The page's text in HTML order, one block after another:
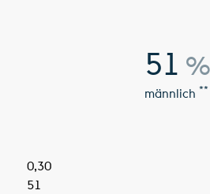
51 %
männlich **
0,30
51